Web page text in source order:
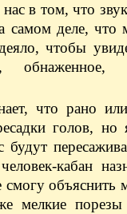
в том, что
самом деле, что
чтобы
обнаженное,
что рано
голов, но
кабан
объяснить
мелкие